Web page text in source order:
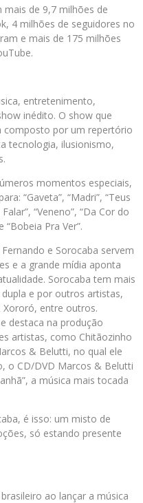
de 9,7 milhões de
4 milhões de seguidores no
e mais de 175 milhões
entretenimento,
inédito. O show que
composto por um repertório
tecnologia, ilusionismo,
momentos especiais,
“Gaveta”, “Madri”, “Teus
“Veneno”, “Da Cor do
“Bobeia Pra Ver”.
e Sorocaba servem
e a grande mídia aponta
Sorocaba tem mais
e por outros artistas,
Xororó, entre outros.
destaca na produção
artistas, como Chitãozinho
& Belutti, no qual ele
o CD/DVD Marcos & Belutti
a música mais tocada
é isso: um misto de
só estando presente
ao lançar a música